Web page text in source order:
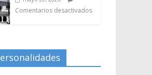
Comentarios desactivados